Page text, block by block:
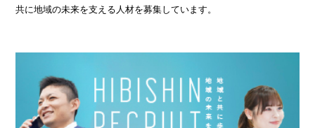
共に地域の未来を支える人材を募集しています。